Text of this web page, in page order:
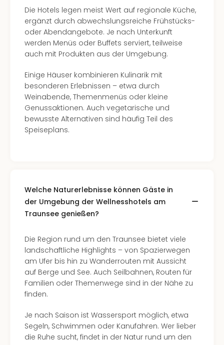
Die Hotels legen meist Wert auf regionale Küche,
ergänzt durch abwechslungsreiche Frühstücks-
oder Abendangebote. Je nach Unterkunft
werden Menüs oder Buffets serviert, teilweise
auch mit Produkten aus der Umgebung.
Einige Häuser kombinieren Kulinarik mit
besonderen Erlebnissen – etwa durch
Weinabende, Themenmenüs oder kleine
Genussaktionen. Auch vegetarische und
bewusste Alternativen sind häufig Teil des
Speiseplans.
Welche Naturerlebnisse können Gäste in
der Umgebung der Wellnesshotels am
Traunsee genießen?
Die Region rund um den Traunsee bietet viele
landschaftliche Highlights – von Spazierwegen
am Ufer bis hin zu Wanderrouten mit Aussicht
auf Berge und See. Auch Seilbahnen, Routen für
Familien oder Themenwege sind in der Nähe zu
finden.
Je nach Saison ist Wassersport möglich, etwa
Segeln, Schwimmen oder Kanufahren. Wer lieber
die Ruhe sucht, findet in der Natur rund um den